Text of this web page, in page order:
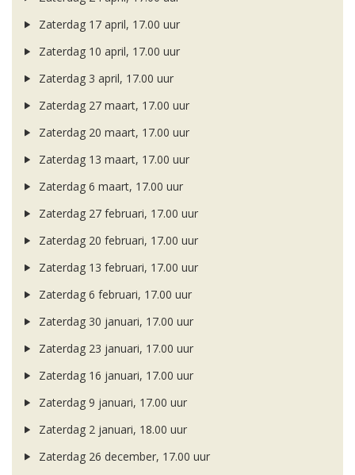
Zaterdag 17 april, 17.00 uur
Zaterdag 10 april, 17.00 uur
Zaterdag 3 april, 17.00 uur
Zaterdag 27 maart, 17.00 uur
Zaterdag 20 maart, 17.00 uur
Zaterdag 13 maart, 17.00 uur
Zaterdag 6 maart, 17.00 uur
Zaterdag 27 februari, 17.00 uur
Zaterdag 20 februari, 17.00 uur
Zaterdag 13 februari, 17.00 uur
Zaterdag 6 februari, 17.00 uur
Zaterdag 30 januari, 17.00 uur
Zaterdag 23 januari, 17.00 uur
Zaterdag 16 januari, 17.00 uur
Zaterdag 9 januari, 17.00 uur
Zaterdag 2 januari, 18.00 uur
Zaterdag 26 december, 17.00 uur